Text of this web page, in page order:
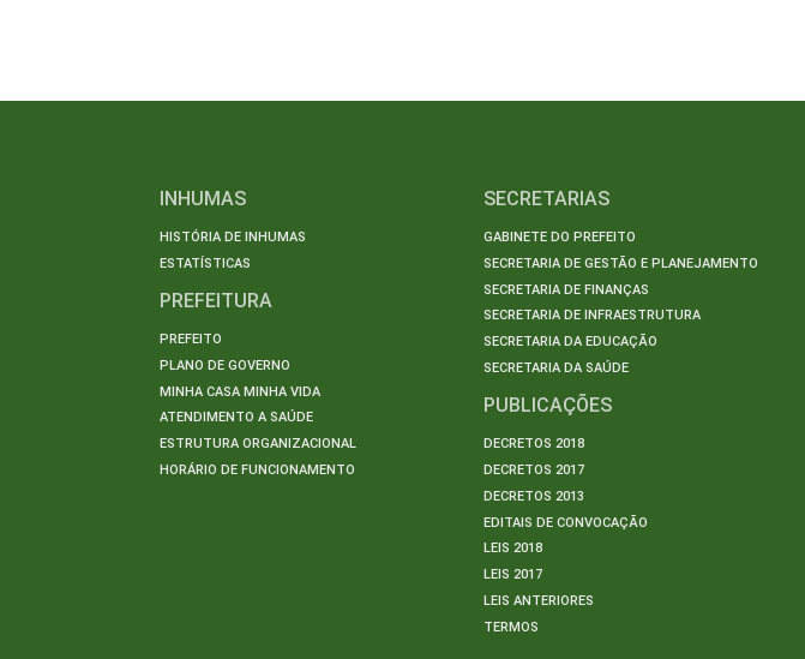
INHUMAS
HISTÓRIA DE INHUMAS
ESTATÍSTICAS
PREFEITURA
PREFEITO
PLANO DE GOVERNO
MINHA CASA MINHA VIDA
ATENDIMENTO A SAÚDE
ESTRUTURA ORGANIZACIONAL
HORÁRIO DE FUNCIONAMENTO
SECRETARIAS
GABINETE DO PREFEITO
SECRETARIA DE GESTÃO E PLANEJAMENTO
SECRETARIA DE FINANÇAS
SECRETARIA DE INFRAESTRUTURA
SECRETARIA DA EDUCAÇÃO
SECRETARIA DA SAÚDE
PUBLICAÇÕES
DECRETOS 2018
DECRETOS 2017
DECRETOS 2013
EDITAIS DE CONVOCAÇÃO
LEIS 2018
LEIS 2017
LEIS ANTERIORES
TERMOS